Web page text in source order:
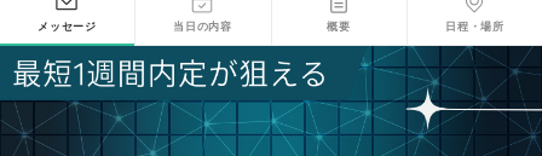
メッセージ 当日の内容 概要 日程・場所